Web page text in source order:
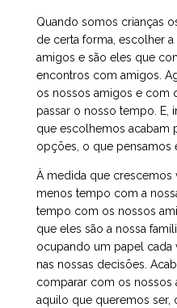
Quando somos crianças
de certa forma, escolher
amigos e são eles que
encontros com amigos.
os nossos amigos e com
passar o nosso tempo. E,
que escolhemos acabam
opções, o que pensamos
À medida que crescemos
menos tempo com a
tempo com os nossos
que eles são a nossa
ocupando um papel cada
nas nossas decisões.
comparar com os nossos
aquilo que queremos ser,